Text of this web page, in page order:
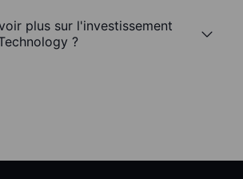
plus sur l'investissement
?